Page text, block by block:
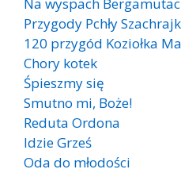
Na wyspach
Przygody Pchły
120 przygód Koziołka
Chory kotek
Śpieszmy się
Smutno mi, Boże!
Reduta Ordona
Idzie Grześ
Oda do młodości